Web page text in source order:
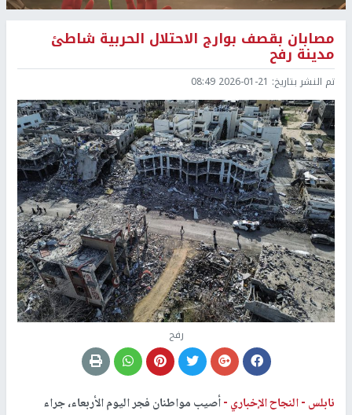
مصابان بقصف بوارج الاحتلال الحربية شاطئ
مدينة رفح
تم النشر بتاريخ: 2026-01-21 08:49
رفح
نابلس -النجاح الإخباري -أصيب مواطنان فجر اليوم الأربعاء، جراء